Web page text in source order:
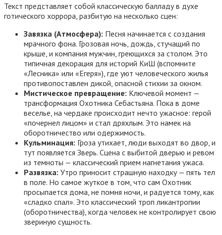
Текст представляет собой классическую балладу в духе
готического хоррора, разбитую на несколько сцен:
Завязка (Атмосфера): Песня начинается с создания
мрачного фона. Грозовая ночь, дождь, стучащий по
крыше, и компания мужчин, греющихся за столом. Это
типичная декорация для историй КиШ (вспомните
«Лесника» или «Егеря»), где уют человеческого жилья
противопоставлен дикой, опасной стихии за окном.
Мистическое превращение: Ключевой момент —
трансформация Охотника Себастьяна. Пока в доме
веселье, на чердаке происходит нечто ужасное: герой
«почернел лицом» и стал дряхлым. Это намек на
оборотничество или одержимость.
Кульминация: Гроза утихает, люди выходят во двор, и
тут появляется Зверь. Сцена с выбитой дверью и ревом
из темноты — классический прием нагнетания ужаса.
Развязка: Утро приносит страшную находку — пять тел
в поле. Но самое жуткое в том, что сам Охотник
просыпается дома, не помня ночи, и радуется тому, как
«сладко спал». Это классический троп ликантропии
(оборотничества), когда человек не контролирует свою
звериную сущность.